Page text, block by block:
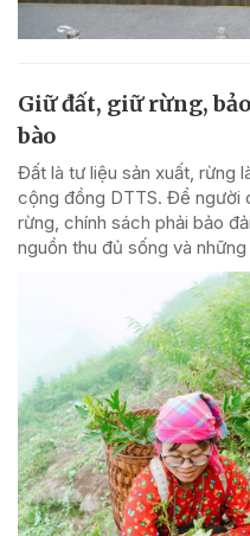
Giữ đất, giữ rừng,
bào
Đất là tư liệu sản xuất, rừng
cộng đồng DTTS. Để người
rừng, chính sách phải bảo
nguồn thu đủ sống và những